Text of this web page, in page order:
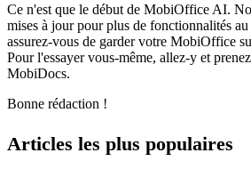
Ce n'est que le début de MobiOffice AI.
mises à jour pour plus de fonctionnalités
assurez-vous de garder votre MobiOffice
Pour l'essayer vous-même, allez-y et
MobiDocs.
Bonne rédaction !
Articles les plus populaires